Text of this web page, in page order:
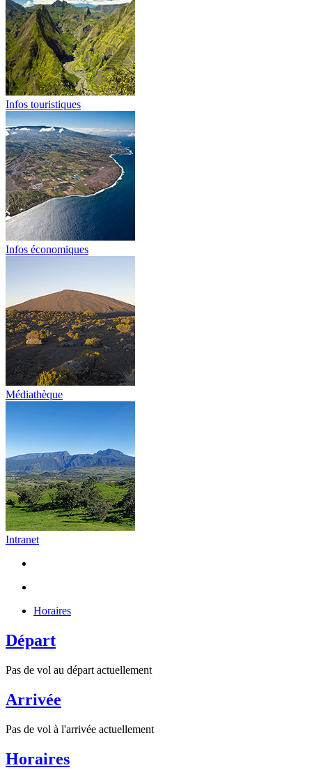
Infos touristiques
Infos économiques
Médiathèque
Intranet
Horaires
Départ
Pas de vol au départ actuellement
Arrivée
Pas de vol à l'arrivée actuellement
Horaires